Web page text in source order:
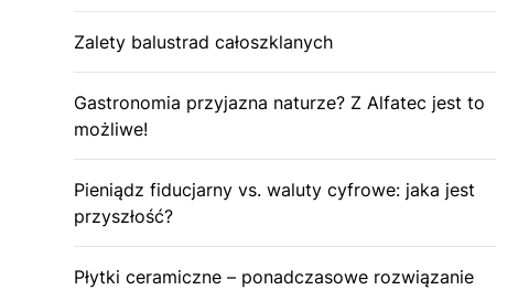
Zalety balustrad całoszklanych
Gastronomia przyjazna naturze? Z Alfatec jest to
możliwe!
Pieniądz fiducjarny vs. waluty cyfrowe: jaka jest
przyszłość?
Płytki ceramiczne – ponadczasowe rozwiązanie